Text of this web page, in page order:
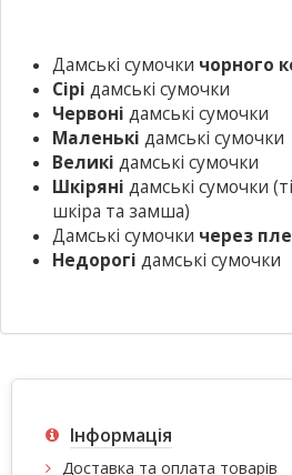
Дамські сумочки чорного
Сірі дамські сумочки
Червоні дамські сумочки
Маленькі дамські сумочки
Великі дамські сумочки
Шкіряні дамські сумочки
шкіра та замша)
Дамські сумочки через
Недорогі дамські сумочки
Інформація
Доставка та оплата товарів